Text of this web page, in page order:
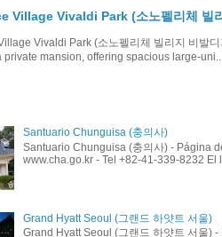
Village Vivaldi Park (소노펠리체 빌
Vivaldi Park (소노펠리체 빌리지 비발
private mansion, offering spacious large-
Santuario Chunguisa (충의사)
Santuario Chunguisa (충의사) - Página
www.cha.go.kr - Tel +82-41-339-8232 El
Grand Hyatt Seoul (그랜드 하얏트 서울)
Grand Hyatt Seoul (그랜드 하얏트 서울)